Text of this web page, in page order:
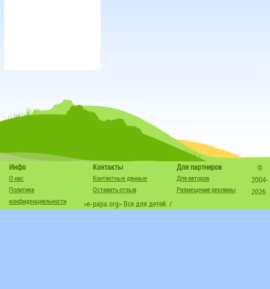
Инфо
О нас
Политика
конфиденциальности
Контакты
Контактные данные
Оставить отзыв
Для партнеров
Для авторов
Размещение рекламы
©
2004-
2026
«e-papa.org» Все для детей. /